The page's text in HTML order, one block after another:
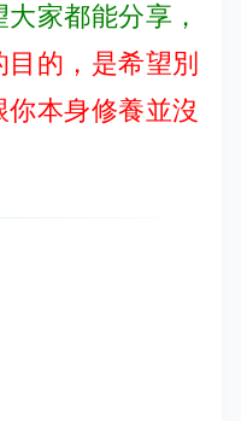
家都能分享，
目的，是希望別
本身修養並沒